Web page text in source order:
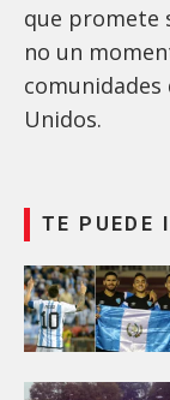
que promete
no un
comunidades
Unidos.
TE PUEDE